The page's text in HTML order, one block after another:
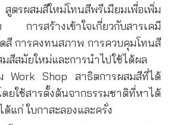
ตรผสมสีใหม่โทนสีพรีเมียมเพื่อเพิ่ม
การสร้างเข้าใจเกี่ยวกับสารเคมี
สี การคงทนสภาพ การควบคุมโทนสี
มสีสมัยใหม่และการนำไปใช้ได้ผล
Work Shop สาธิตการผสมสีที่ได้
ยใช้สารตั้งต้นจากธรรมชาติที่หาได้
แก่ ใบกาสะลองและครั่ง